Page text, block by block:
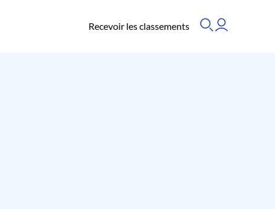
Recevoir les classements